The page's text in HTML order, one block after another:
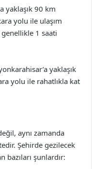
yaklaşık 90 km
yolu ile ulaşım
1 saati
yaklaşık
yolu ile rahatlıkla kat
aynı zamanda
Şehirde gezilecek
bazıları şunlardır: